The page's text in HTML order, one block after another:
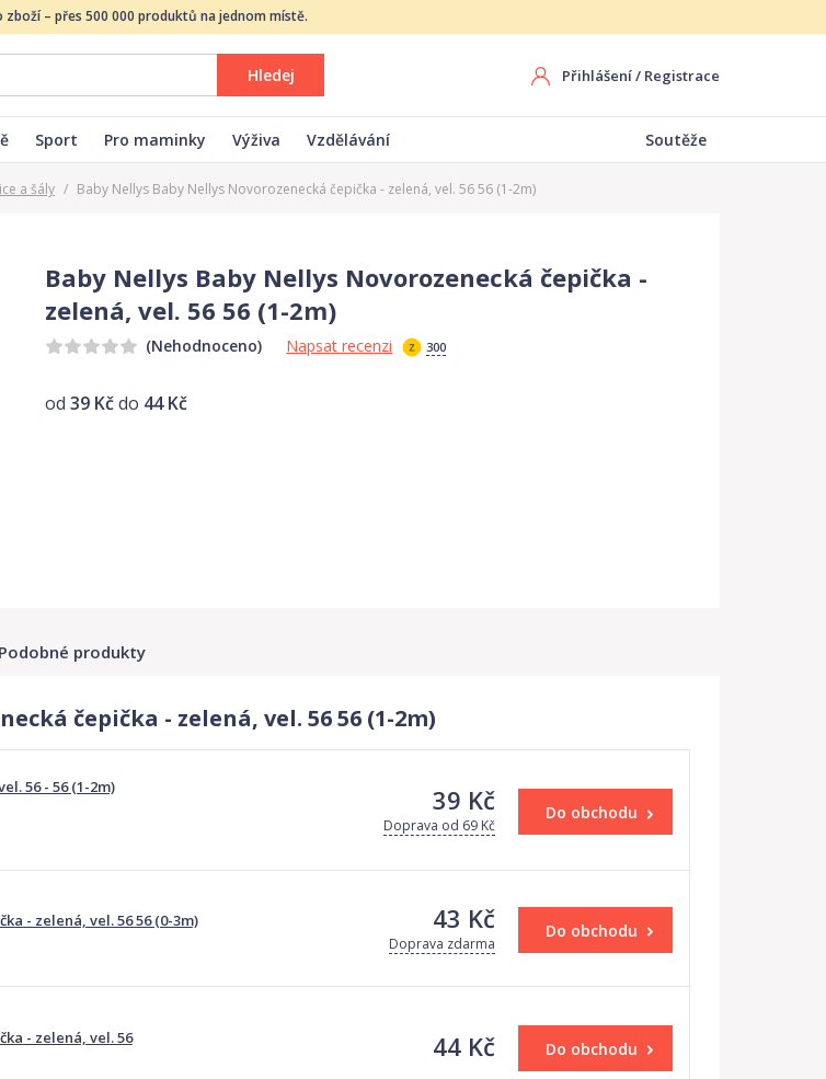
zboží – přes 500 000 produktů na jednom místě.
Hledej Přihlášení/ Registrace
Sport Pro maminky Výživa Vzdělávání Soutěže
a šály / Baby Nellys Baby Nellys Novorozenecká čepička - zelená, vel. 56 56 (1-2m)
Baby Nellys Baby Nellys Novorozenecká čepička -
zelená, vel. 56 56 (1-2m)
(Nehodnoceno) Napsat recenzi 300
od39 Kčdo 44 Kč
Podobné produkty
čepička - zelená, vel. 56 56 (1-2m)
56 - 56 (1-2m) 39 Kč
Doprava od 69 Kč
Do obchodu
- zelená, vel. 56 56 (0-3m) 43 Kč
Doprava zdarma
Do obchodu
- zelená, vel. 56 44 Kč Do obchodu